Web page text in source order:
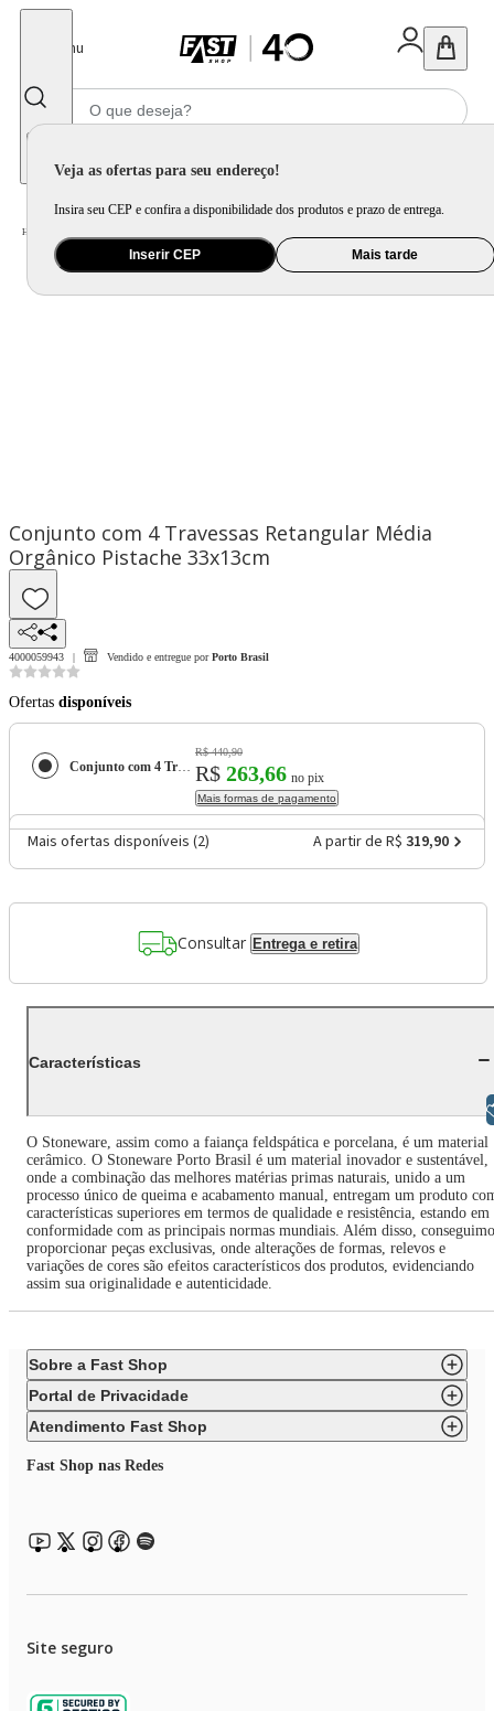
Menu
Veja as ofertas para seu endereço!
Insira seu CEP e confira a disponibilidade dos produtos e prazo de entrega.
Inserir CEP Mais tarde
Home
Conjunto com 4 Travessas Retangular Média
Orgânico Pistache 33x13cm
4000059943 Vendido e entregue por Porto Brasil
Ofertas disponíveis
Conjunto com 4 Travessas Retangular Média Orgânico Pistache 33x13cm
R$ 440,90
R$ 263,66 no pix
Mais formas de pagamento
Mais ofertas disponíveis (2) A partir de R$ 319,90
Consultar Entrega e retira
Características
O Stoneware, assim como a faiança feldspática e porcelana, é um material
cerâmico. O Stoneware Porto Brasil é um material inovador e sustentável,
onde a combinação das melhores matérias primas naturais, unido a um
processo único de queima e acabamento manual, entregam um produto
características superiores em termos de qualidade e resistência, estando em
conformidade com as principais normas mundiais. Além disso,
proporcionar peças exclusivas, onde alterações de formas, relevos e
variações de cores são efeitos característicos dos produtos, evidenciando
assim sua originalidade e autenticidade.
Sobre a Fast Shop
Portal de Privacidade
Atendimento Fast Shop
Fast Shop nas Redes
Site seguro